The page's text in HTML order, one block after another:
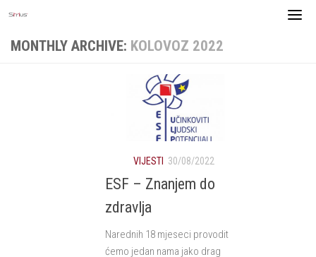
content
MONTHLY ARCHIVE: KOLOVOZ 2022
VIJESTI 30/08/2022
ESF – Znanjem do
zdravlja
Narednih 18 mjeseci provodit
ćemo jedan nama jako drag